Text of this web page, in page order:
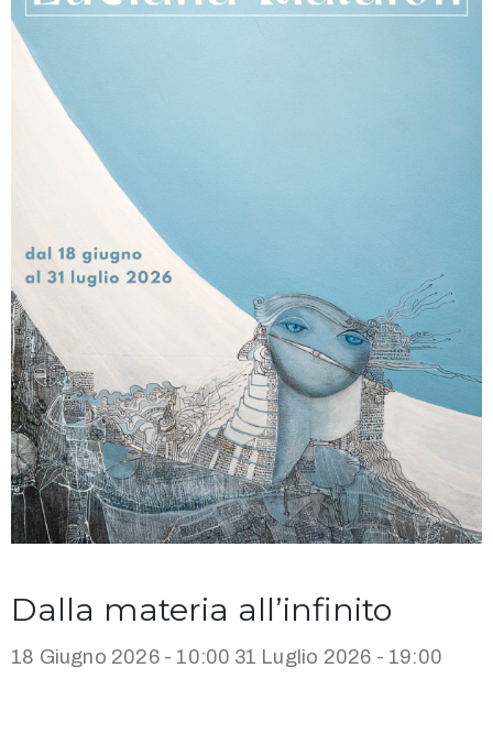
Dalla materia all’infinito
18 Giugno 2026 - 10:00 31 Luglio 2026 - 19:00